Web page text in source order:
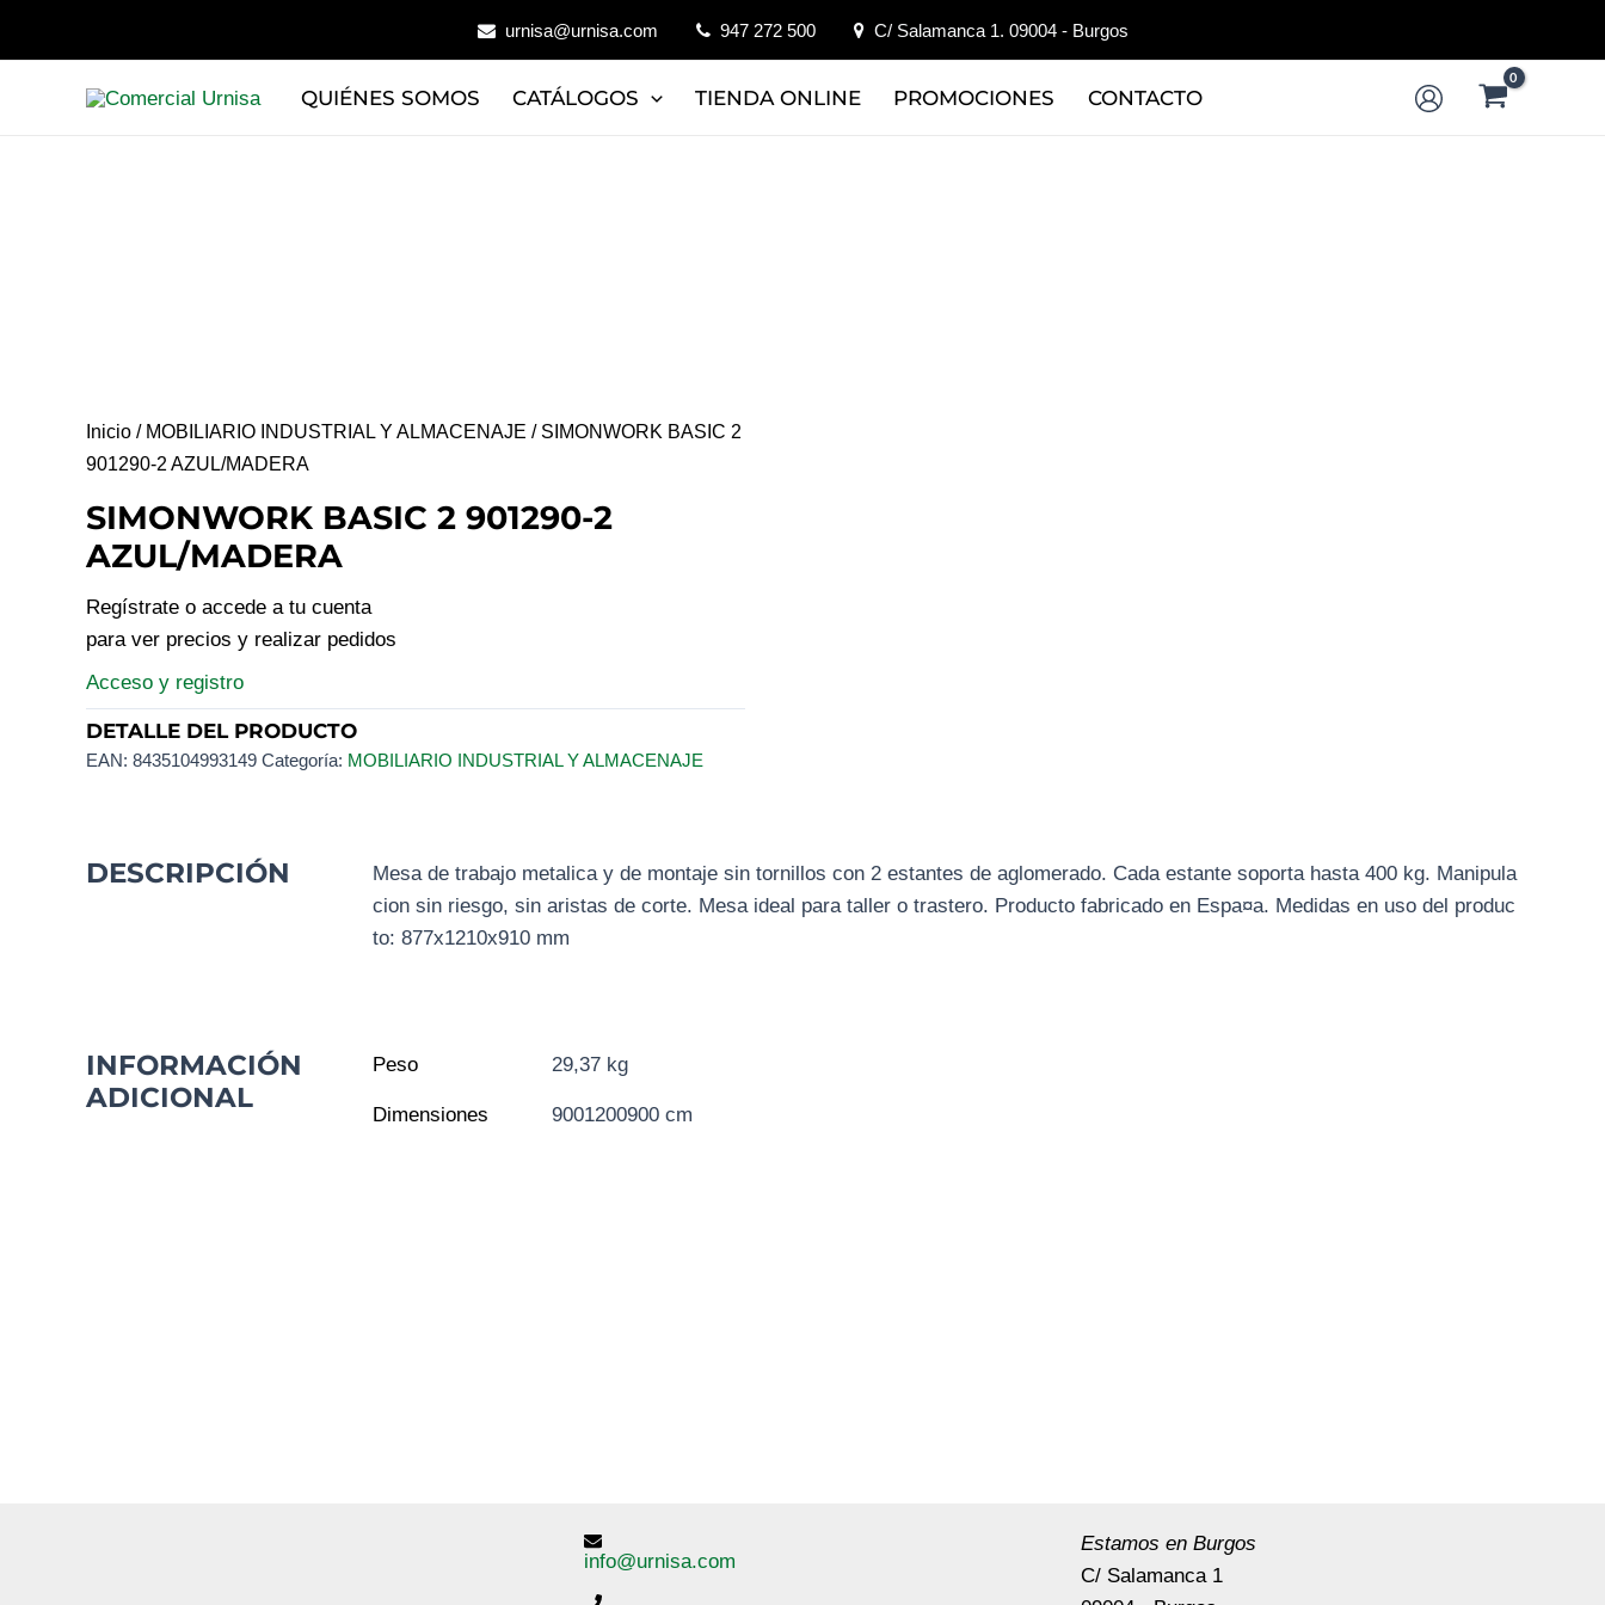
urnisa@urnisa.com 947 272 500 C/ Salamanca 1. 09004 - Burgos
QUIÉNES SOMOS CATÁLOGOS TIENDA ONLINE PROMOCIONES CONTACTO
Inicio / MOBILIARIO INDUSTRIAL Y ALMACENAJE / SIMONWORK BASIC 2
901290-2 AZUL/MADERA
SIMONWORK BASIC 2 901290-2
AZUL/MADERA
Regístrate o accede a tu cuenta
para ver precios y realizar pedidos
Acceso y registro
DETALLE DEL PRODUCTO
EAN: 8435104993149 Categoría: MOBILIARIO INDUSTRIAL Y ALMACENAJE
DESCRIPCIÓN
Mesa de trabajo metalica y de montaje sin tornillos con 2 estantes de aglomerado. Cada estante soporta hasta 400 kg. Manipula
cion sin riesgo, sin aristas de corte. Mesa ideal para taller o trastero. Producto fabricado en Espa¤a. Medidas en uso del produc
to: 877x1210x910 mm
INFORMACIÓN
ADICIONAL
Peso 29,37 kg
Dimensiones 9001200900 cm
info@urnisa.com
Estamos en Burgos
C/ Salamanca 1